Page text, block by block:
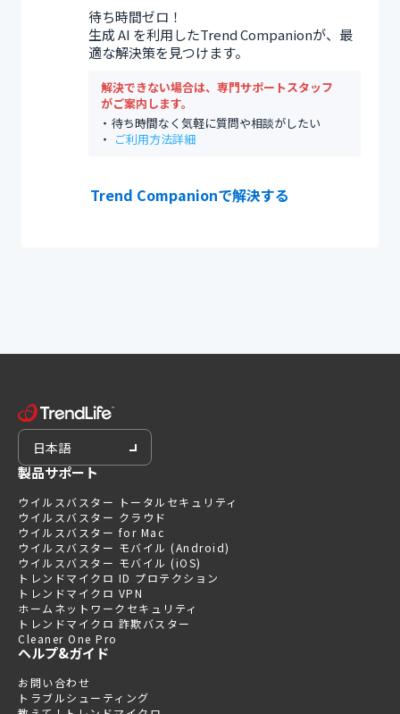
待ち時間ゼロ！
生成 AI を利用したTrend Companionが、最
適な解決策を見つけます。
解決できない場合は、専門サポートスタッフ
がご案内します。
待ち時間なく気軽に質問や相談がしたい
ご利用方法詳細
Trend Companionで解決する
日本語
製品サポート
ウイルスバスター トータルセキュリティ
ウイルスバスター クラウド
ウイルスバスター for Mac
ウイルスバスター モバイル (Android)
ウイルスバスター モバイル (iOS)
トレンドマイクロ ID プロテクション
トレンドマイクロ VPN
ホームネットワークセキュリティ
トレンドマイクロ 詐欺バスター
Cleaner One Pro
ヘルプ&ガイド
お問い合わせ
トラブルシューティング